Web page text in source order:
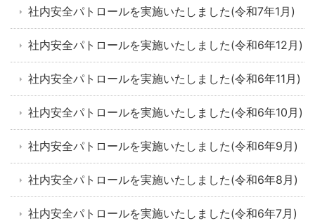
社内安全パトロールを実施いたしました(令和7年1月)
社内安全パトロールを実施いたしました(令和6年12月)
社内安全パトロールを実施いたしました(令和6年11月)
社内安全パトロールを実施いたしました(令和6年10月)
社内安全パトロールを実施いたしました(令和6年9月)
社内安全パトロールを実施いたしました(令和6年8月)
社内安全パトロールを実施いたしました(令和6年7月)